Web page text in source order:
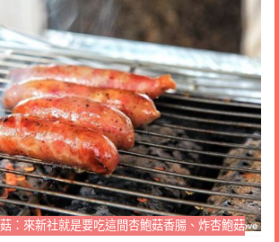
：來新社就是要吃這間杏鮑菇香腸、炸杏鮑菇